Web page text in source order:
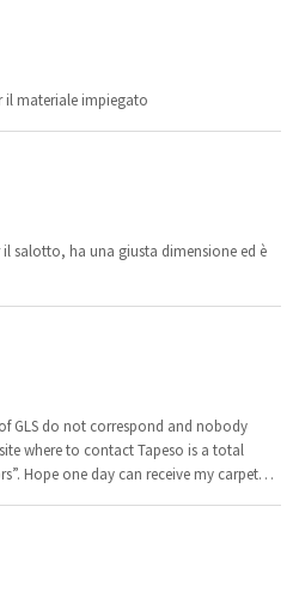
il materiale impiegato
salotto, ha una giusta dimensione ed è
GLS do not correspond and nobody
where to contact Tapeso is a total
Hope one day can receive my carpet…